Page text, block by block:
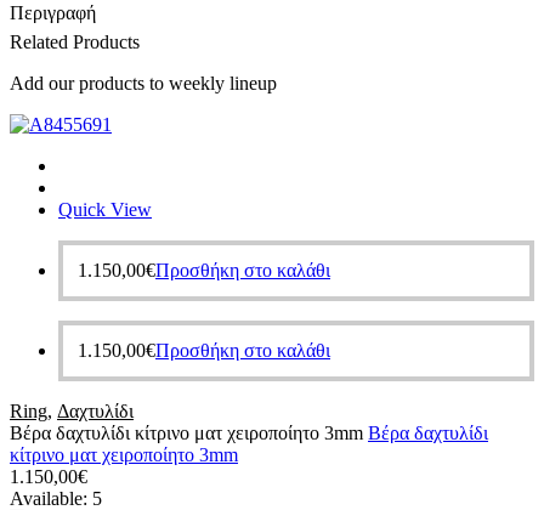
Περιγραφή
Related Products
Add our products to weekly lineup
Quick View
1.150,00€Προσθήκη στο καλάθι
1.150,00€Προσθήκη στο καλάθι
Ring, Δαχτυλίδι
Βέρα δαχτυλίδι κίτρινο ματ χειροποίητο 3mm Βέρα δαχτυλίδι
κίτρινο ματ χειροποίητο 3mm
1.150,00€
Available: 5